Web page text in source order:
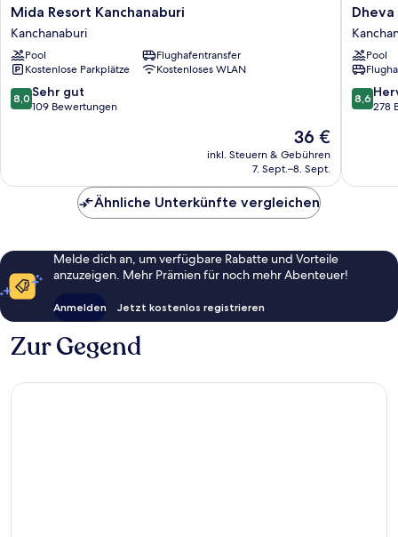
Mida
Resort
Kanchanaburi
Kanchanaburi
Mida Resort Kanchanaburi
Kanchanaburi
Pool
Flughafentransfer
Kostenlose Parkplätze
Kostenloses WLAN
8.0
von
Bewertungen
8,0 Sehr gut
109 Bewertungen
Der
Preis
beträgt
36 €
inkl. Steuern & Gebühren
7. Sept.–8. Sept.
Dheva
Mantra
Resort
Pool
8.6
von
8,6
278
Ähnliche Unterkünfte vergleichen
Melde dich an, um verfügbare Rabatte und Vorteile
anzuzeigen. Mehr Prämien für noch mehr Abenteuer!
Anmelden Jetzt kostenlos registrieren
Zur Gegend